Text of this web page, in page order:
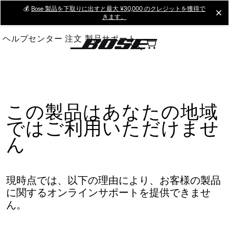
Main
💰 Bose 製品を下取りに出すと最大 ¥30,000 のクレジットを獲得で
きます。
ヘルプセンター 注文 製品サポート
この製品はあなたの地域
ではご利用いただけませ
ん
現時点では、以下の理由により、お客様の製品
に関するオンラインサポートを提供できませ
ん。